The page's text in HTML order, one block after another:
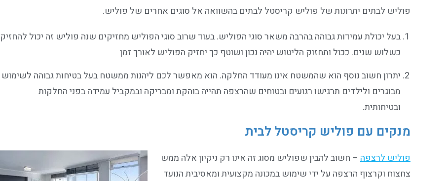
פוליש לבתים יתרונות של פוליש קריסטל לבתים בהשוואה אל סוגים אחרים של פוליש.
בעל יכולת עמידות גבוהה בהרבה משאר סוגי הפוליש. בעוד שרוב סוגי הפוליש מחזיקים שנה פוליש זה יכול להחזיק
כשלוש שנים. ככול ותחזוק הליטוש יהיה נכון ושוטף כך יחזיק הפוליש לאורך זמן
יתרון חשוב נוסף הוא שהמשטח אינו מעודד החלקה. הוא מאפשר לכם ליהנות ממשטח בעל בטיחות גבוהה לשימוש
מבוגרים ולילדים תרגישו רגועים ובטוחים שהרצפה תהייה בוהקת ומבריקה ובמקביל עמידה בפני החלקות
ובטיחותית.
מנקים עם פוליש קריסטל לבית
פוליש לרצפה – חשוב להבין שפוליש מסוג זה אינו רק ניקיון אלה ממש
צחצוח וקרצוף הרצפה על ידי שימוש במכונה מקצועית ומאסיבית הנועד